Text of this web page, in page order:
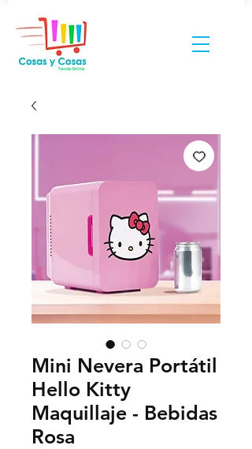
Mini Nevera Portátil
Hello Kitty
Maquillaje - Bebidas
Rosa